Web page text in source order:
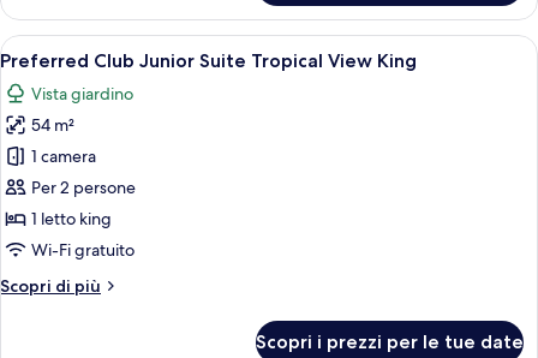
Double
Club
Junior
Suite
View
Double
Apri
tutte
le
foto
per
Preferred
Club
Junior
Tropical
Una camera d'hotel con un letto,
7
Preferred Club Junior Suite Tropical View King
Vista giardino
54 m²
1 camera
Per 2 persone
1 letto king
Wi-Fi gratuito
Scopri di più
Altri
Scopri i prezzi per le tue date